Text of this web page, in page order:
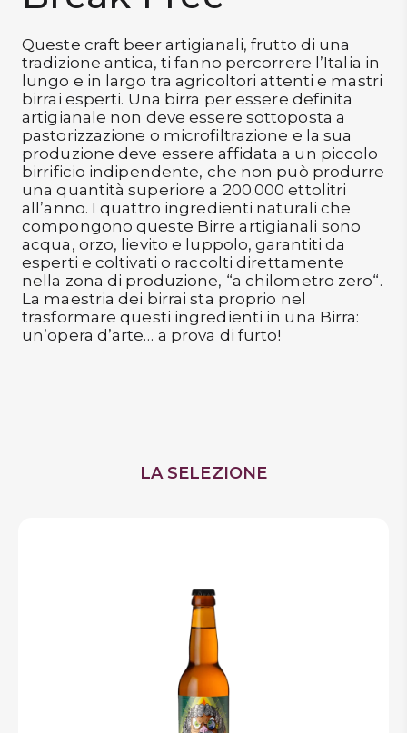
TUTTO A
-30%
Accedi
Gift
Card
Preferiti
Blog
Queste craft beer artigianali, frutto di una
tradizione antica, ti fanno percorrere l’Italia in
lungo e in largo tra agricoltori attenti e mastri
birrai esperti. Una birra per essere definita
artigianale non deve essere sottoposta a
pastorizzazione o microfiltrazione e la sua
produzione deve essere affidata a un piccolo
birrificio indipendente, che non può produrre
una quantità superiore a 200.000 ettolitri
all’anno. I quattro ingredienti naturali che
compongono queste Birre artigianali sono
acqua, orzo, lievito e luppolo, garantiti da
esperti e coltivati o raccolti direttamente
nella zona di produzione, “a chilometro zero“.
La maestria dei birrai sta proprio nel
trasformare questi ingredienti in una Birra:
un’opera d’arte… a prova di furto!
LA SELEZIONE